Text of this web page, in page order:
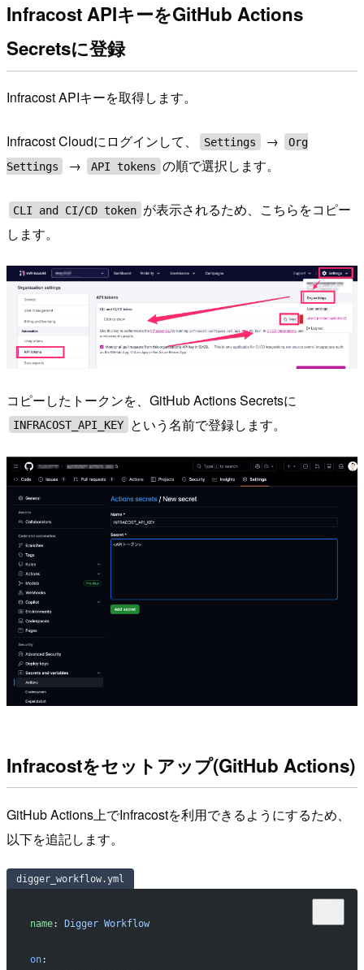
Infracost APIキーをGitHub Actions
Secretsに登録
Infracost APIキーを取得します。
Infracost Cloudにログインして、 Settings →
Org
Settings
→ API tokens の順で選択します。
CLI and CI/CD token が表示されるため、こちらをコピー
します。
コピーしたトークンを、GitHub Actions Secretsに
INFRACOST_API_KEY という名前で登録します。
Infracostをセットアップ(GitHub Actions)
GitHub Actions上でInfracostを利用できるようにするため、
以下を追記します。
digger_workflow.yml
name: Digger Workflow
on: